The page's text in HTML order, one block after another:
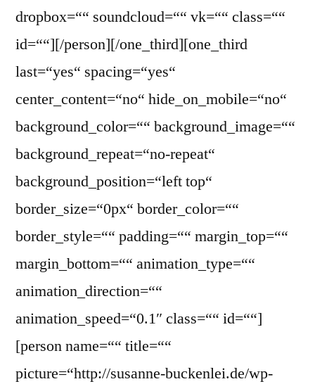
dropbox=““ soundcloud=““ vk=““ class=““
id=““][/person][/one_third][one_third
last=“yes“ spacing=“yes“
center_content=“no“ hide_on_mobile=“no“
background_color=““ background_image=““
background_repeat=“no-repeat“
background_position=“left top“
border_size=“0px“ border_color=““
border_style=““ padding=““ margin_top=““
margin_bottom=““ animation_type=““
animation_direction=““
animation_speed=“0.1″ class=““ id=““]
[person name=““ title=““
picture=“http://susanne-buckenlei.de/wp-